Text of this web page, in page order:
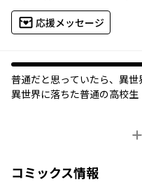
応援メッセージ
普通だと思っていたら、異
異世界に落ちた普通の高校
コミックス情報